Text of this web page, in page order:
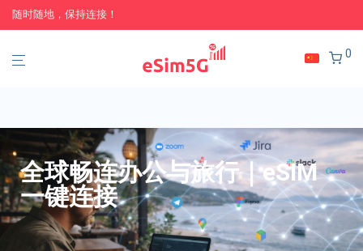
随时随地，保持连接！
0
全球畅连办公与旅行｜eSIM
一键连接